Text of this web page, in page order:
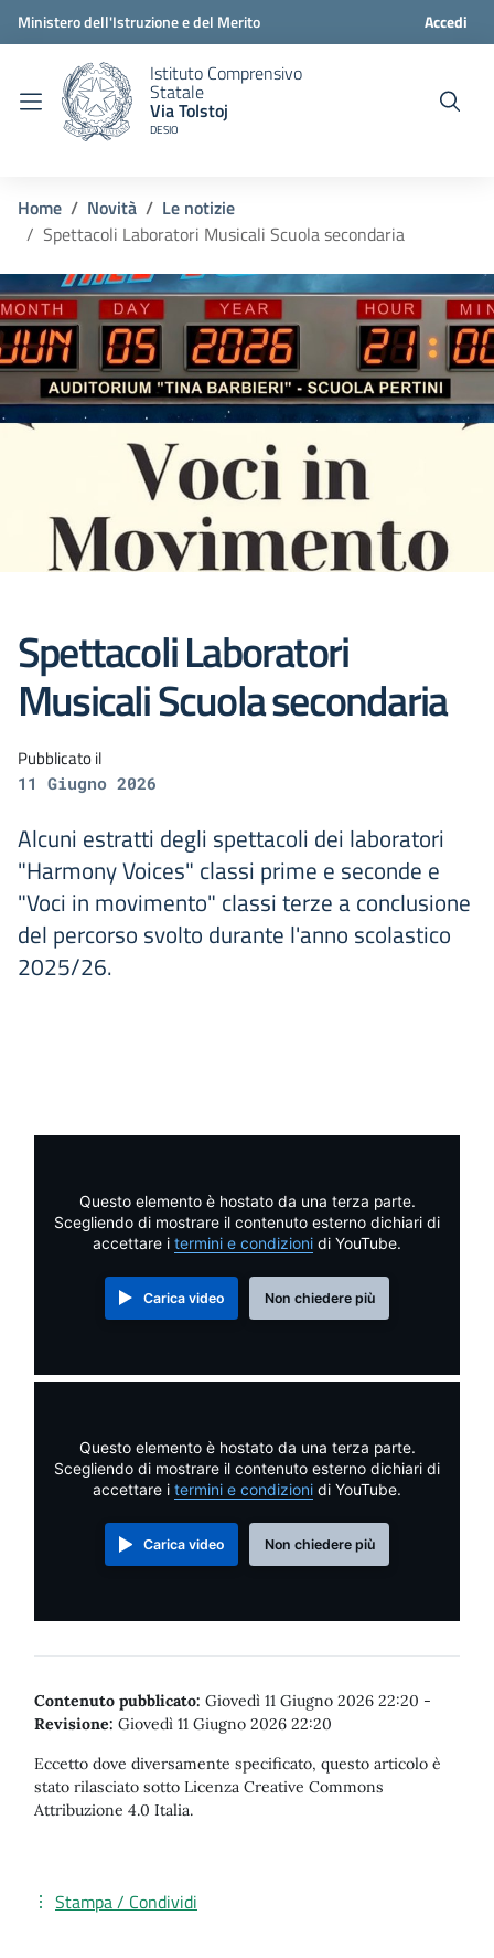
Ministero dell'Istruzione e del Merito Accedi
Istituto Comprensivo
Statale
Via Tolstoj
DESIO
Home Novità
Le notizie
Spettacoli Laboratori Musicali Scuola secondaria
Spettacoli Laboratori
Musicali Scuola secondaria
Pubblicato il
11 Giugno 2026
Alcuni estratti degli spettacoli dei laboratori
"Harmony Voices" classi prime e seconde e
"Voci in movimento" classi terze a conclusione
del percorso svolto durante l'anno scolastico
2025/26.
Questo elemento è hostato da una terza parte.
Scegliendo di mostrare il contenuto esterno dichiari di
accettare i termini e condizioni di YouTube.
Carica video Non chiedere più
Questo elemento è hostato da una terza parte.
Scegliendo di mostrare il contenuto esterno dichiari di
accettare i termini e condizioni di YouTube.
Carica video Non chiedere più
Contenuto pubblicato: Giovedì 11 Giugno 2026 22:20 -
Revisione: Giovedì 11 Giugno 2026 22:20
Eccetto dove diversamente specificato, questo articolo è
stato rilasciato sotto Licenza Creative Commons
Attribuzione 4.0 Italia.
Stampa / Condividi